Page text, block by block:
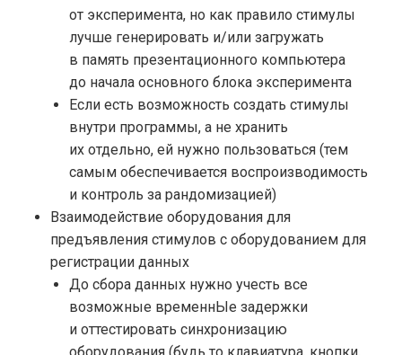
от эксперимента, но как правило стимулы
лучше генерировать и/или загружать
в память презентационного компьютера
до начала основного блока эксперимента
Если есть возможность создать стимулы
внутри программы, а не хранить
их отдельно, ей нужно пользоваться (тем
самым обеспечивается воспроизводимость
и контроль за рандомизацией)
Взаимодействие оборудования для
предъявления стимулов с оборудованием для
регистрации данных
До сбора данных нужно учесть все
возможные временнЫе задержки
и оттестировать синхронизацию
оборудования (будь то клавиатура, кнопки,